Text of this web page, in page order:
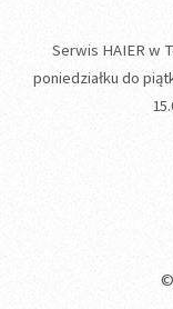
Serwis HAIER w
poniedziałku do
©